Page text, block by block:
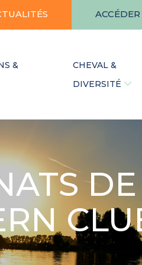
&
CHEVAL &
DIVERSITÉ
DE